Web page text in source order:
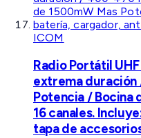
ICOM
Radio Portátil
extrema
Potencia / Bocina
16 canales.
tapa de